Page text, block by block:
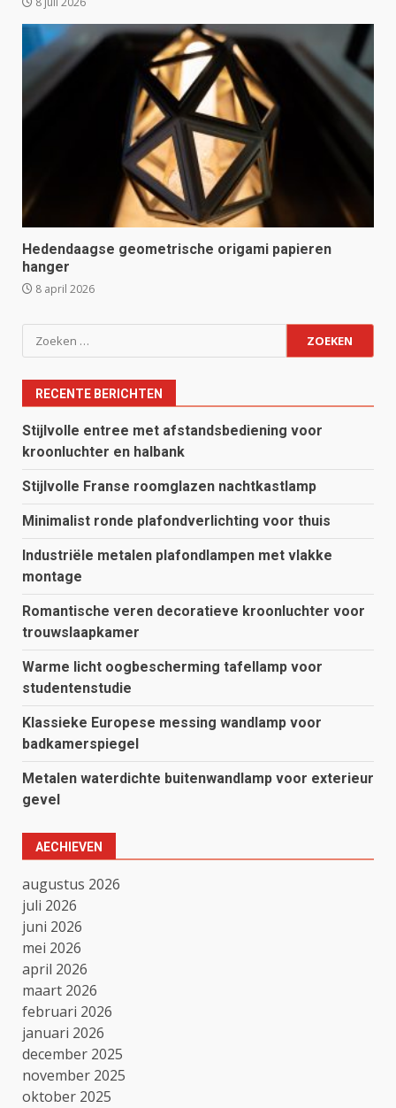
Hedendaagse geometrische origami papieren
hanger
8 april 2026
Zoeken
naar:
RECENTE BERICHTEN
Stijlvolle entree met afstandsbediening voor
kroonluchter en halbank
Stijlvolle Franse roomglazen nachtkastlamp
Minimalist ronde plafondverlichting voor thuis
Industriële metalen plafondlampen met vlakke
montage
Romantische veren decoratieve kroonluchter voor
trouwslaapkamer
Warme licht oogbescherming tafellamp voor
studentenstudie
Klassieke Europese messing wandlamp voor
badkamerspiegel
Metalen waterdichte buitenwandlamp voor exterieur
gevel
AECHIEVEN
augustus 2026
juli 2026
juni 2026
mei 2026
april 2026
maart 2026
februari 2026
januari 2026
december 2025
november 2025
oktober 2025